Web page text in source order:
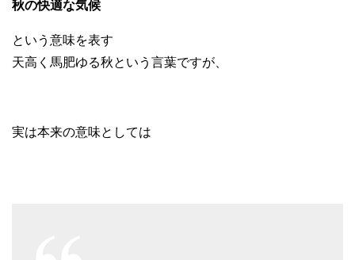
秋の快適な気候
という意味を表す
天高く馬肥ゆる秋という言葉ですが、
実は本来の意味としては